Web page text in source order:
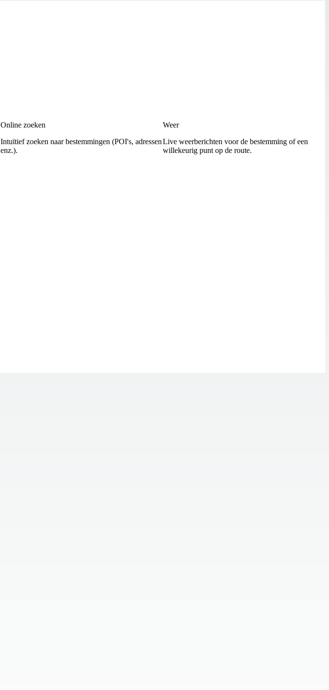
Online zoeken
Intuïtief zoeken naar bestemmingen (POI's, adressen
enz.).
Weer
Live weerberichten voor de bestemming of een
willekeurig punt op de route.